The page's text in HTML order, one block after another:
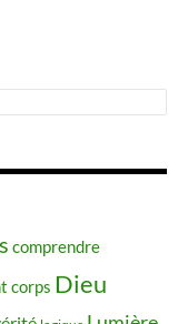
comprendre
corps Dieu